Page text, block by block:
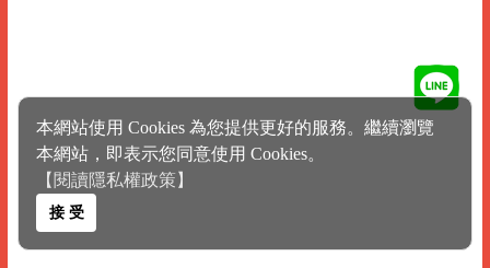
本網站使用 Cookies 為您提供更好的服務。繼續瀏覽
本網站，即表示您同意使用 Cookies。
【閱讀隱私權政策】
接 受